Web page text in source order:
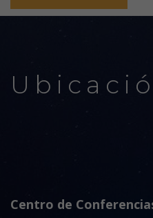
Centro de